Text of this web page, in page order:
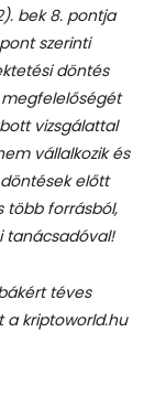
bek 8. pontja
szerinti
döntés
vizsgálattal
vállalkozik és
előtt
több forrásból,
tanácsadóval!
téves
kriptoworld.hu